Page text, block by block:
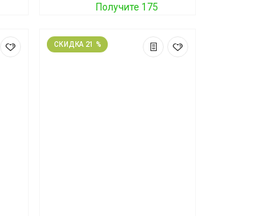
Получите 175
СКИДКА 21 %